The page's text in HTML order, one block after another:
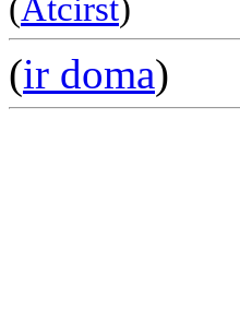
(Atcirst)
(ir doma)